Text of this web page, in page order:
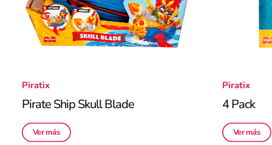
Piratix
Pirate Ship Skull Blade
Ver más
Piratix
4 Pack
Ver más